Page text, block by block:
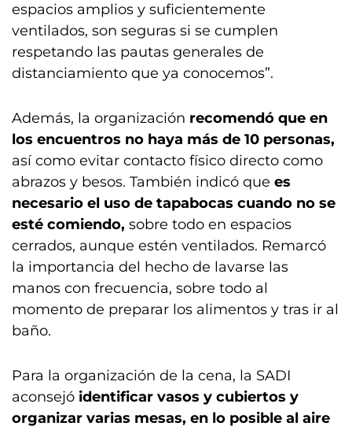
espacios amplios y suficientemente
ventilados, son seguras si se cumplen
respetando las pautas generales de
distanciamiento que ya conocemos”.
Además, la organización recomendó que en
los encuentros no haya más de 10 personas,
así como evitar contacto físico directo como
abrazos y besos. También indicó que es
necesario el uso de tapabocas cuando no se
esté comiendo, sobre todo en espacios
cerrados, aunque estén ventilados. Remarcó
la importancia del hecho de lavarse las
manos con frecuencia, sobre todo al
momento de preparar los alimentos y tras ir al
baño.
Para la organización de la cena, la SADI
aconsejó identificar vasos y cubiertos y
organizar varias mesas, en lo posible al aire